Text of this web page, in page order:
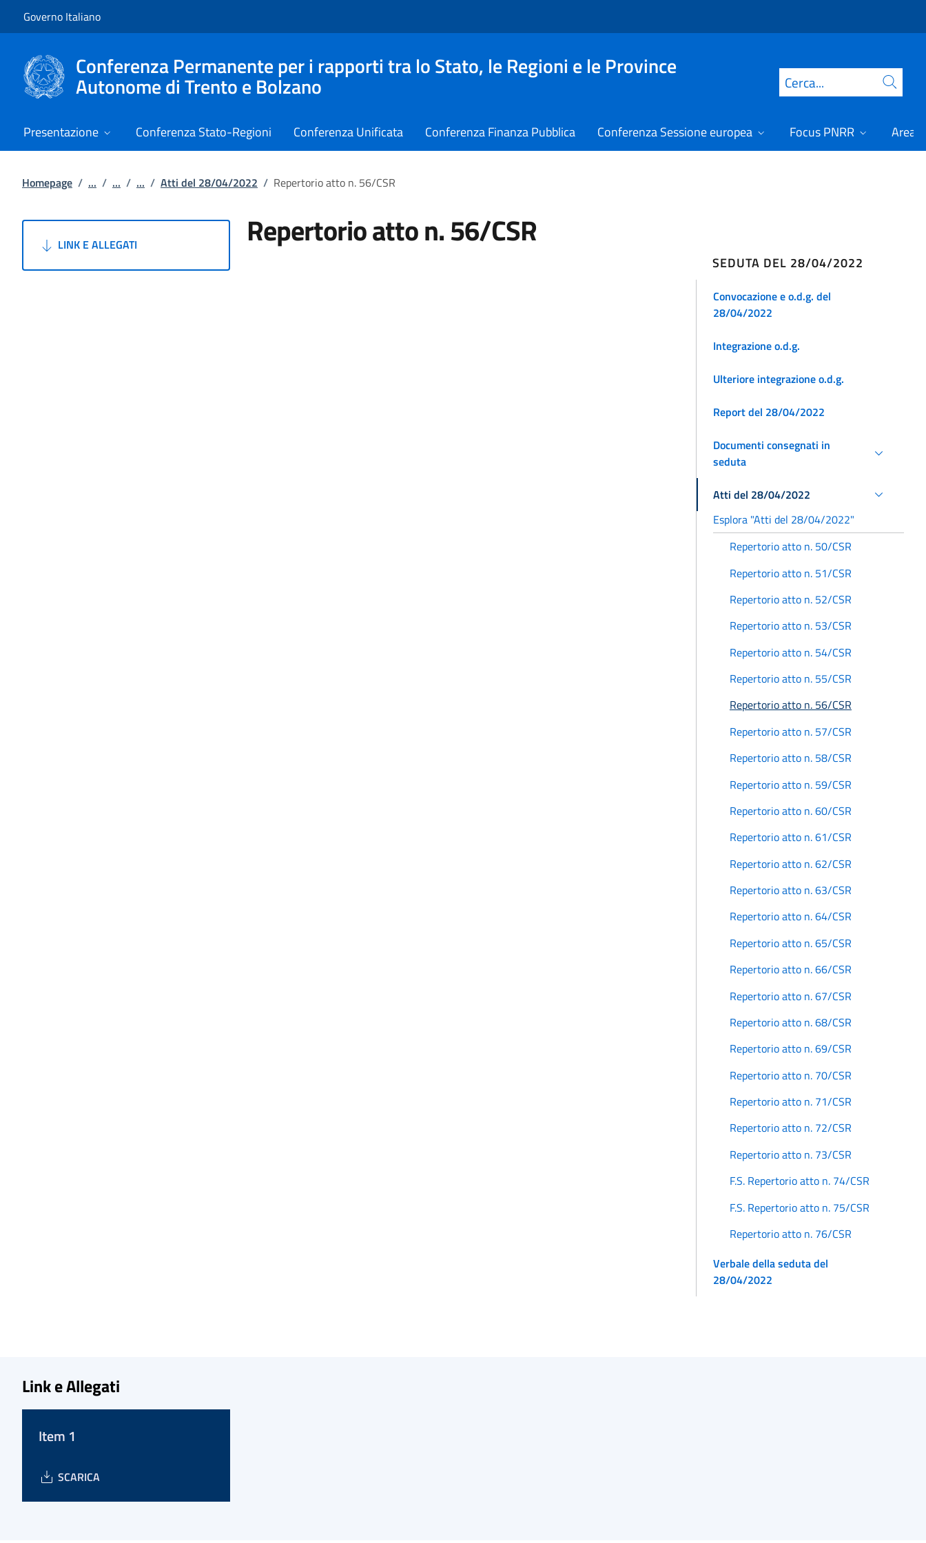
Governo Italiano
Conferenza Permanente per i rapporti tra lo Stato, le Regioni e le Province
Autonome di Trento e Bolzano Cerca
Presentazione Conferenza Stato-Regioni Conferenza Unificata Conferenza Finanza Pubblica Conferenza Sessione europea Focus PNRR Area
Homepage / ... / ... / ... / Atti del 28/04/2022 / Repertorio atto n. 56/CSR
LINK E ALLEGATI Repertorio atto n. 56/CSR
SEDUTA DEL 28/04/2022
Convocazione e o.d.g. del
28/04/2022
Integrazione o.d.g.
Ulteriore integrazione o.d.g.
Report del 28/04/2022
Documenti consegnati in
seduta
Atti del 28/04/2022
Esplora "Atti del 28/04/2022"
Repertorio atto n. 50/CSR
Repertorio atto n. 51/CSR
Repertorio atto n. 52/CSR
Repertorio atto n. 53/CSR
Repertorio atto n. 54/CSR
Repertorio atto n. 55/CSR
Repertorio atto n. 56/CSR
Repertorio atto n. 57/CSR
Repertorio atto n. 58/CSR
Repertorio atto n. 59/CSR
Repertorio atto n. 60/CSR
Repertorio atto n. 61/CSR
Repertorio atto n. 62/CSR
Repertorio atto n. 63/CSR
Repertorio atto n. 64/CSR
Repertorio atto n. 65/CSR
Repertorio atto n. 66/CSR
Repertorio atto n. 67/CSR
Repertorio atto n. 68/CSR
Repertorio atto n. 69/CSR
Repertorio atto n. 70/CSR
Repertorio atto n. 71/CSR
Repertorio atto n. 72/CSR
Repertorio atto n. 73/CSR
F.S. Repertorio atto n. 74/CSR
F.S. Repertorio atto n. 75/CSR
Repertorio atto n. 76/CSR
Verbale della seduta del
28/04/2022
Link e Allegati
Item 1
SCARICA